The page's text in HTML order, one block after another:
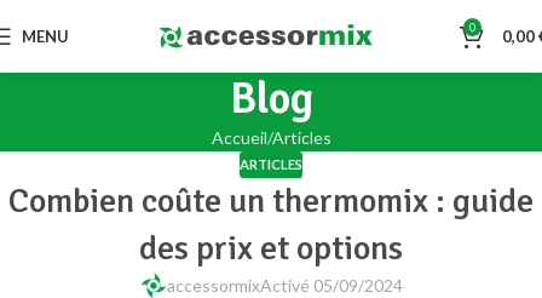
MENU 0 0,00
Blog
Accueil Articles
ARTICLES
Combien coûte un thermomix : guide
des prix et options
accessormixActivé 05/09/2024